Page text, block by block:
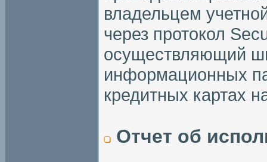
владельцем
через протокол
осуществляющий
информационных
кредитных картах
Отчет об